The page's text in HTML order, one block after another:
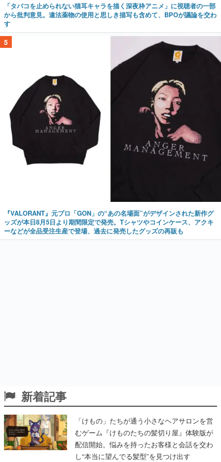
「タバコを止められない猫耳キャラを描く深夜枠アニメ」に視聴者の一部
から批判意見。違法薬物の使用と思しき描写も含めて、BPOが議論を交わ
す
5
『VALORANT』元プロ「GON」の“あの名場面”がデザインされた新作グ
ッズが本日8月5日より期間限定で発売。Tシャツやコインケース、アクキ
ーなどが全品受注生産で登場、過去に発売したグッズの再販も
新着記事
「けもの」たちが通う小さなヘアサロンを営
むゲーム『けものたちの髪切り屋』体験版が
配信開始。悩みを持ったお客様と会話を交わ
し“本当に望んでる髪型”を見つけ出す